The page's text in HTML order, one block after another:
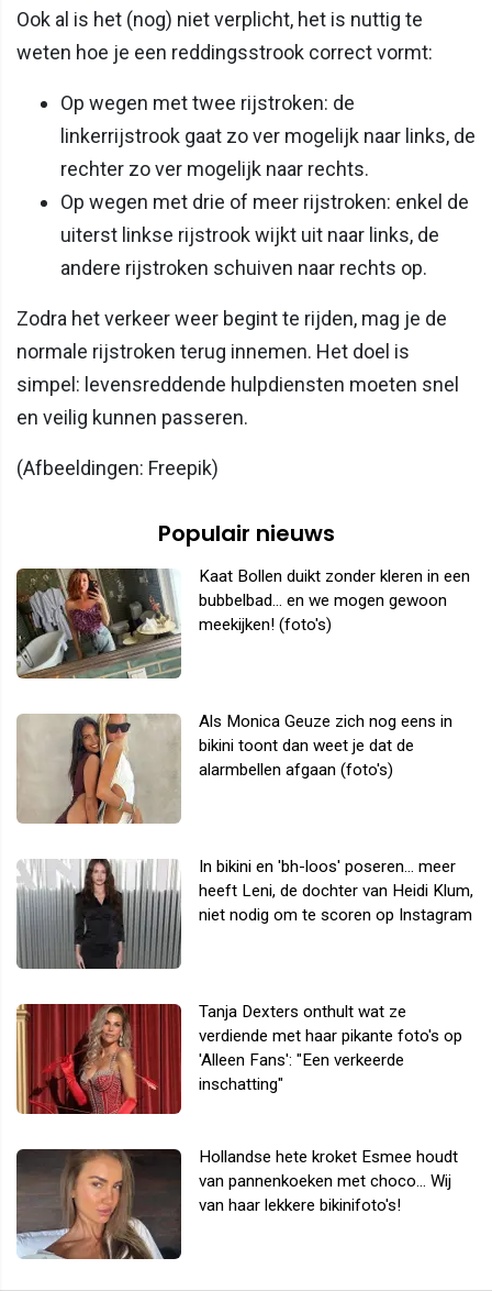
Ook al is het (nog) niet verplicht, het is nuttig te
weten hoe je een reddingsstrook correct vormt:
Op wegen met twee rijstroken: de
linkerrijstrook gaat zo ver mogelijk naar links, de
rechter zo ver mogelijk naar rechts.
Op wegen met drie of meer rijstroken: enkel de
uiterst linkse rijstrook wijkt uit naar links, de
andere rijstroken schuiven naar rechts op.
Zodra het verkeer weer begint te rijden, mag je de
normale rijstroken terug innemen. Het doel is
simpel: levensreddende hulpdiensten moeten snel
en veilig kunnen passeren.
(Afbeeldingen: Freepik)
Populair nieuws
Kaat Bollen duikt zonder kleren in een
bubbelbad... en we mogen gewoon
meekijken! (foto's)
Als Monica Geuze zich nog eens in
bikini toont dan weet je dat de
alarmbellen afgaan (foto's)
In bikini en 'bh-loos' poseren... meer
heeft Leni, de dochter van Heidi Klum,
niet nodig om te scoren op Instagram
Tanja Dexters onthult wat ze
verdiende met haar pikante foto's op
'Alleen Fans': "Een verkeerde
inschatting"
Hollandse hete kroket Esmee houdt
van pannenkoeken met choco... Wij
van haar lekkere bikinifoto's!